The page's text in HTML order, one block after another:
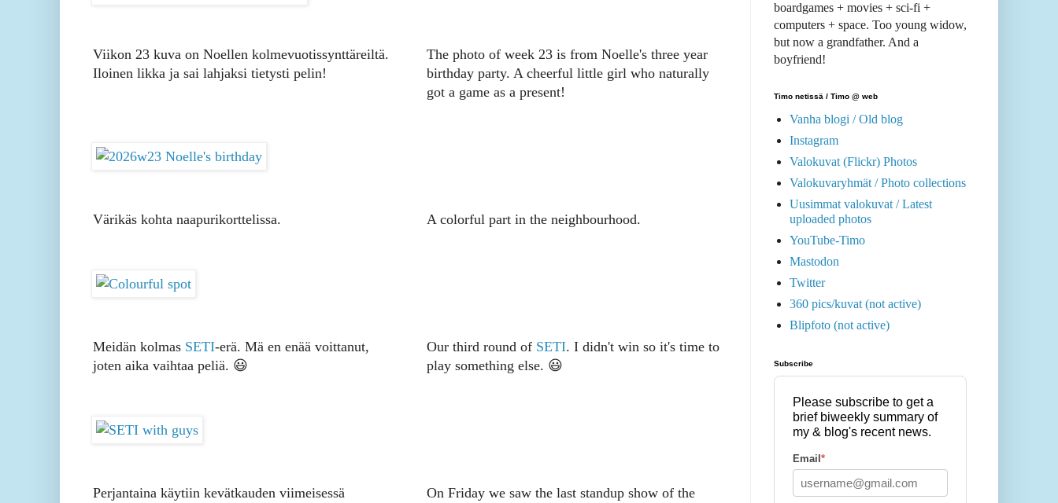
Viikon 23 kuva on Noellen kolmevuotissynttäreiltä.
Iloinen likka ja sai lahjaksi tietysti pelin!
The photo of week 23 is from Noelle's three year
birthday party. A cheerful little girl who naturally
got a game as a present!
Värikäs kohta naapurikorttelissa. A colorful part in the neighbourhood.
Meidän kolmas SETI-erä. Mä en enää voittanut,
joten aika vaihtaa peliä. 😃
Our third round of SETI. I didn't win so it's time to
play something else. 😃
Perjantaina käytiin kevätkauden viimeisessä
On Friday we saw the last standup show of the
boardgames + movies + sci-fi +
computers + space. Too young widow,
but now a grandfather. And a
boyfriend!
Timo netissä / Timo @ web
Vanha blogi / Old blog
Instagram
Valokuvat (Flickr) Photos
Valokuvaryhmät / Photo collections
Uusimmat valokuvat / Latest
uploaded photos
YouTube-Timo
Mastodon
Twitter
360 pics/kuvat (not active)
Blipfoto (not active)
Subscribe
Please subscribe to get a
brief biweekly summary of
my & blog's recent news.
Email *